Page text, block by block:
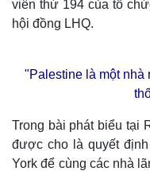
viên thứ 194 của tổ
hội đồng LHQ.
"Palestine là một
Trong bài phát biểu tại
được cho là quyết
York để cùng các nhà